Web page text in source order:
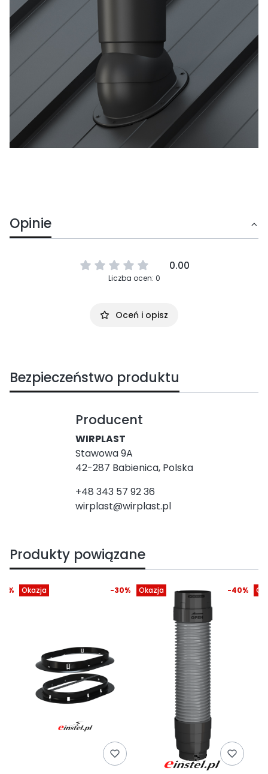
Opinie
0.00
Liczba ocen: 0
Oceń i opisz
Bezpieczeństwo produktu
Producent
WIRPLAST
Stawowa 9A
42-287 Babienica, Polska
+48 343 57 92 36
wirplast@wirplast.pl
Produkty powiązane
Okazja -30% Okazja -40%